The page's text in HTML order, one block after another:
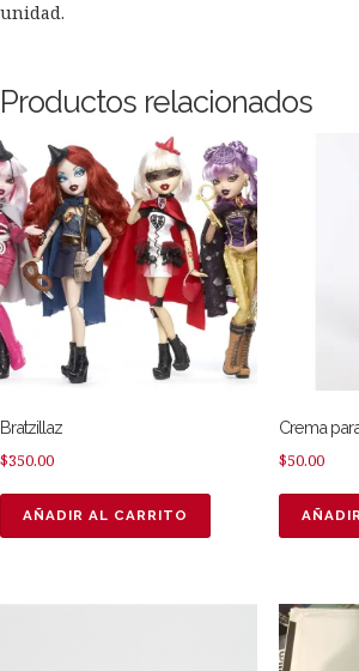
unidad.
Productos relacionados
Bratzillaz
$350.00
AÑADIR AL CARRITO
Crema
$50.00